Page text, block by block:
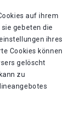
auf ihrem
gebeten die
ihres
Cookies können
gelöscht
zu